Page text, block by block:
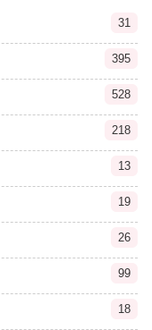
31
395
528
218
13
19
26
99
18